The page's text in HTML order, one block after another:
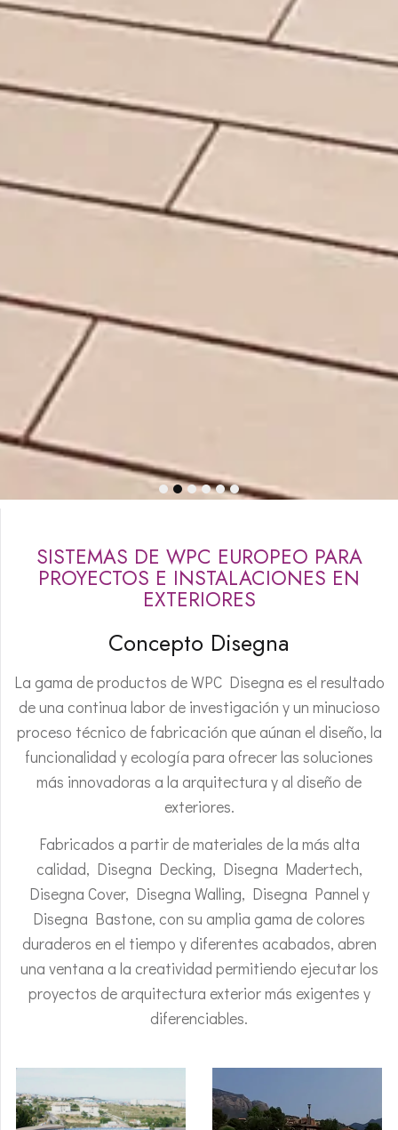
1 2 3 4 5 6
SISTEMAS DE WPC EUROPEO PARA
PROYECTOS E INSTALACIONES EN
EXTERIORES
Concepto Disegna
La gama de productos de WPC Disegna es el resultado
de una continua labor de investigación y un minucioso
proceso técnico de fabricación que aúnan el diseño, la
funcionalidad y ecología para ofrecer las soluciones
más innovadoras a la arquitectura y al diseño de
exteriores.
Fabricados a partir de materiales de la más alta
calidad, Disegna Decking, Disegna Madertech,
Disegna Cover, Disegna Walling, Disegna Pannel y
Disegna Bastone, con su amplia gama de colores
duraderos en el tiempo y diferentes acabados, abren
una ventana a la creatividad permitiendo ejecutar los
proyectos de arquitectura exterior más exigentes y
diferenciables.